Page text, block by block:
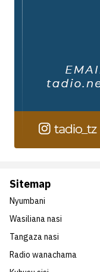
Sitemap
Nyumbani
Wasiliana nasi
Tangaza nasi
Radio wanachama